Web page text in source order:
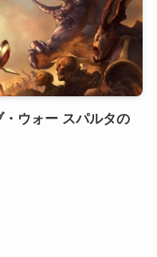
・ウォー スパルタの